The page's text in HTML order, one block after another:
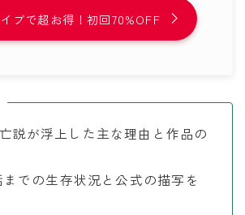
ブで超お得！初回70%OFF
説が浮上した主な理由と作品の
までの生存状況と公式の描写を